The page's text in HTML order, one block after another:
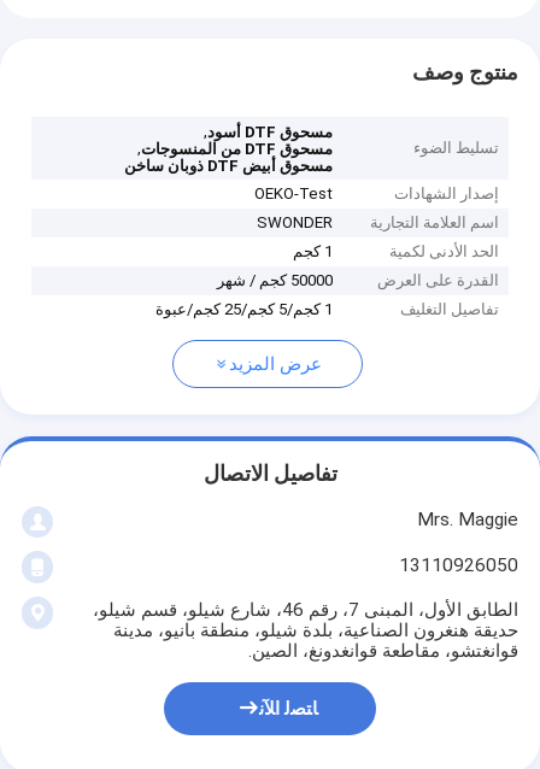
منتوج وصف
تسليط الضوء
مسحوق DTF أسود
,
مسحوق DTF من المنسوجات
,
مسحوق أبيض DTF ذوبان ساخن
إصدار الشهادات
OEKO-Test
اسم العلامة التجارية
SWONDER
الحد الأدنى لكمية
1 كجم
القدرة على العرض
50000 كجم / شهر
تفاصيل التغليف
1 كجم/5 كجم/25 كجم/عبوة
عرض المزيد
تفاصيل الاتصال
Mrs. Maggie
13110926050
الطابق الأول، المبنى 7، رقم 46، شارع شيلو، قسم شيلو،
حديقة هنغرون الصناعية، بلدة شيلو، منطقة بانيو، مدينة
قوانغتشو، مقاطعة قوانغدونغ، الصين.
ﺎﺘﺼﻟ ﺍﻶﻧ